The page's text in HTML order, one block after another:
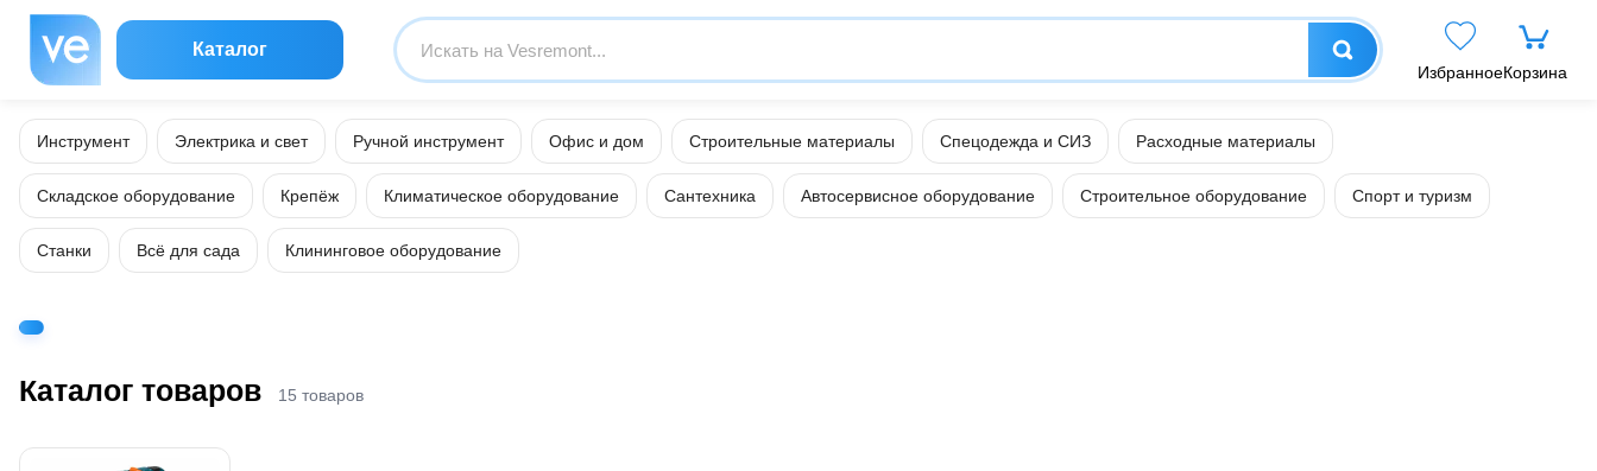
Каталог
ИзбранноеКорзина
Инструмент Электрика и свет Ручной инструмент Офис и дом Строительные материалы Спецодежда и СИЗ Расходные материалы
Складское оборудование Крепёж Климатическое оборудование Сантехника Автосервисное оборудование Строительное оборудование Спорт и туризм
Станки Всё для сада Клининговое оборудование
Каталог товаров 15 товаров